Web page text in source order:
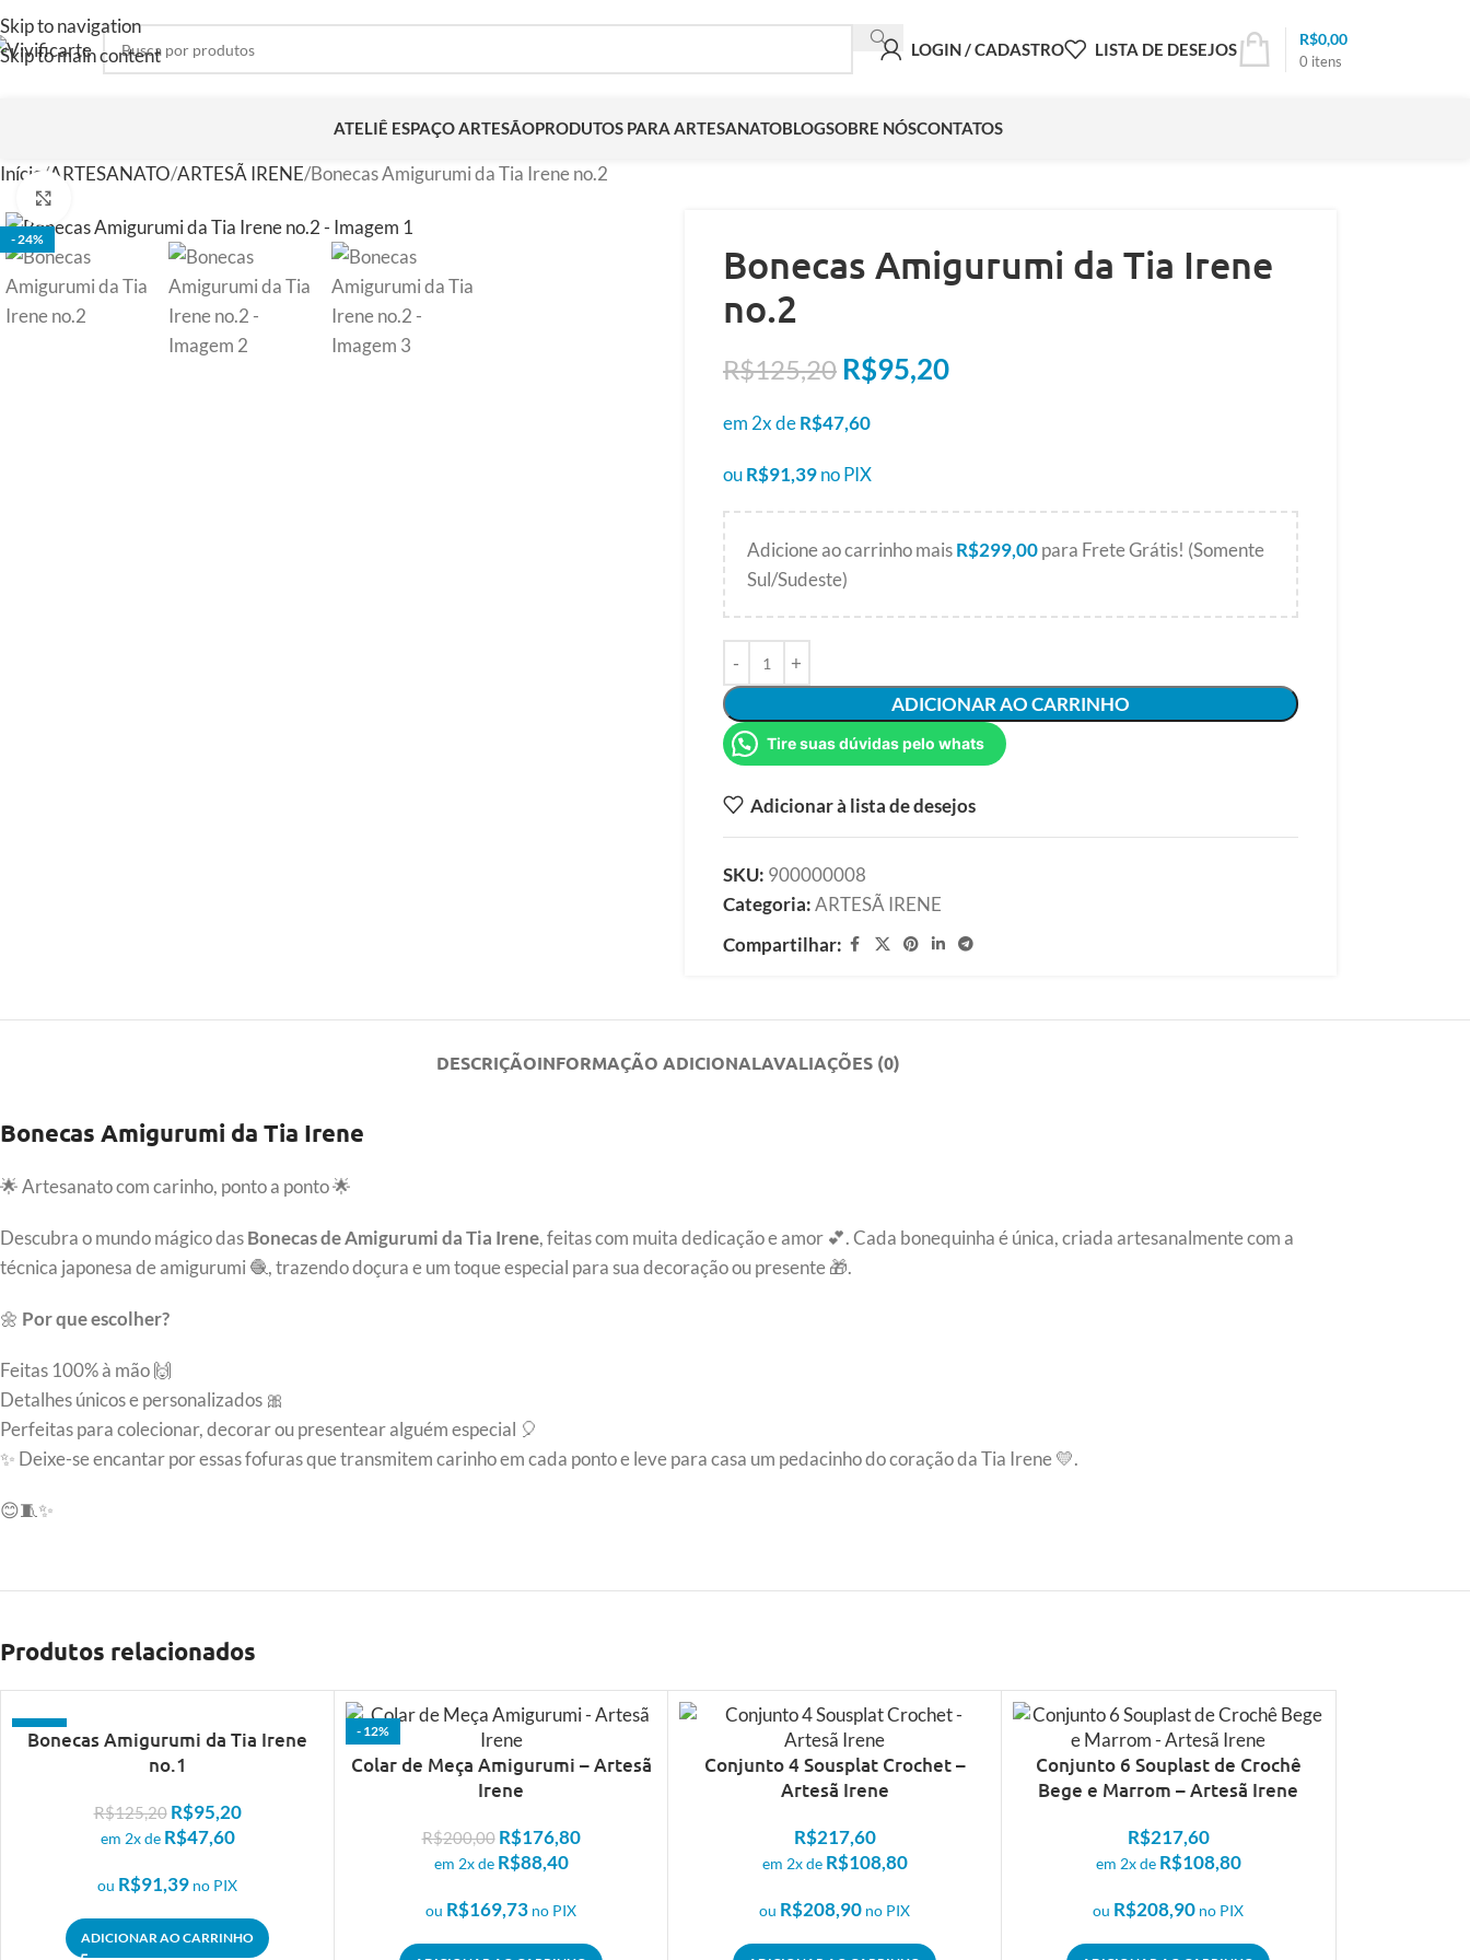
Skip to navigation
Skip to main content
LOGIN / CADASTRO LISTA DE DESEJOS
0 itens
R$0,00
ATELIÊ ESPAÇO ARTESÃOPRODUTOS PARA ARTESANATOBLOGSOBRE NÓSCONTATOS
Início ARTESANATO ARTESÃ IRENE Bonecas Amigurumi da Tia Irene no.2
- 24%
Bonecas Amigurumi da Tia Irene
no.2
R$125,20 R$95,20
em 2x deR$47,60
ouR$91,39no PIX
Adicione ao carrinho maisR$299,00para Frete Grátis! (Somente
Sul/Sudeste)
ADICIONAR AO CARRINHO
Tire suas dúvidas pelo whats
Adicionar à lista de desejos
SKU: 900000008
Categoria:ARTESÃ IRENE
Compartilhar:
DESCRIÇÃOINFORMAÇÃO ADICIONALAVALIAÇÕES (0)
Bonecas Amigurumi da Tia Irene
🌟 Artesanato com carinho, ponto a ponto 🌟
Descubra o mundo mágico dasBonecas de Amigurumi da Tia Irene, feitas com muita dedicação e amor 💕. Cada bonequinha é única, criada artesanalmente com a
técnica japonesa de amigurumi 🧶, trazendo doçura e um toque especial para sua decoração ou presente 🎁.
🌼 Por que escolher?
Feitas 100% à mão 🙌
Detalhes únicos e personalizados 🎀
Perfeitas para colecionar, decorar ou presentear alguém especial 🎈
✨ Deixe-se encantar por essas fofuras que transmitem carinho em cada ponto e leve para casa um pedacinho do coração da Tia Irene 💛.
😊🧵✨
Produtos relacionados
- 24%
Bonecas Amigurumi da Tia Irene
no.1
R$125,20 R$95,20
em 2x de R$47,60
ou R$91,39 no PIX
ADICIONAR AO CARRINHO
- 12%
Colar de Meça Amigurumi – Artesã
Irene
R$200,00 R$176,80
em 2x de R$88,40
ou R$169,73 no PIX
Conjunto 4 Sousplat Crochet –
Artesã Irene
R$217,60
em 2x de R$108,80
ou R$208,90 no PIX
Conjunto 6 Souplast de Crochê
Bege e Marrom – Artesã Irene
R$217,60
em 2x de R$108,80
ou R$208,90 no PIX